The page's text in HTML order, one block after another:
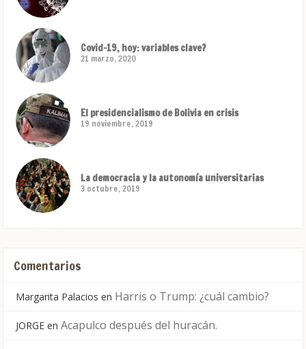
Covid-19, hoy: variables clave?
21 marzo, 2020
El presidencialismo de Bolivia en crisis
19 noviembre, 2019
La democracia y la autonomía universitarias
3 octubre, 2019
Comentarios
Margarita Palacios en Harris o Trump: ¿cuál cambio?
JORGE en Acapulco después del huracán.